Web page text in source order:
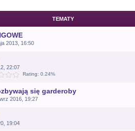
TEMATY
2013, 16:50
22:07
Rating: 0.24%
się garderoby
2016, 19:27
19:04